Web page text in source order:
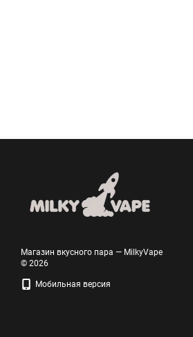
Магазин вкусного пара — MilkyVape
© 2026
Мобильная версия